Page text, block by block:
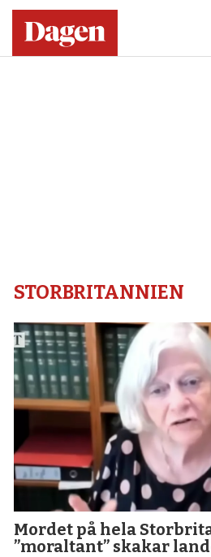
STORBRITANNIEN
Mordet på hela
”moraltant” skakar